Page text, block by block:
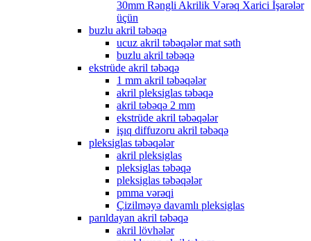
30mm Rəngli Akrilik Vərəq Xarici İşarələr
üçün
buzlu akril təbəqə
ucuz akril təbəqələr mat səth
buzlu akril təbəqə
ekstrüde akril təbəqə
1 mm akril təbəqələr
akril pleksiglas təbəqə
akril təbəqə 2 mm
ekstrüde akril təbəqələr
işıq diffuzoru akril təbəqə
pleksiglas təbəqələr
akril pleksiglas
pleksiglas təbəqə
pleksiglas təbəqələr
pmma vərəqi
Çizilməyə davamlı pleksiglas
parıldayan akril təbəqə
akril lövhələr